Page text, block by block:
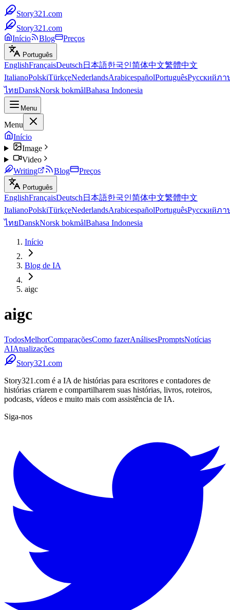
Story321.com
Story321.com
Início
Blog Preços
Português
EnglishFrançaisDeutsch 日本語한국인简体中文繁體中文
ItalianoPolskiTürkçeNederlandsArabicespañolPortuguêsРусскийภา
ไทยDanskNorsk bokmålBahasa Indonesia
Menu
Menu
Início
Image
Video
Writing
Blog Preços
Português
EnglishFrançaisDeutsch 日本語한국인简体中文繁體中文
ItalianoPolskiTürkçeNederlandsArabicespañolPortuguêsРусскийภา
ไทยDanskNorsk bokmålBahasa Indonesia
Início
Blog de IA
aigc
aigc
TodosMelhorComparaçõesComo fazerAnálisesPromptsNotícias
AIAtualizações
Story321.com
Story321.com é a IA de histórias para escritores e contadores de
histórias criarem e compartilharem suas histórias, livros, roteiros,
podcasts, vídeos e muito mais com assistência de IA.
Siga-nos